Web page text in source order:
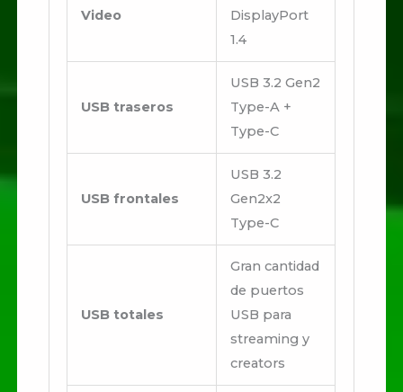
Video
DisplayPort
1.4
USB traseros
USB 3.2 Gen2
Type-A +
Type-C
USB frontales
USB 3.2
Gen2x2
Type-C
USB totales
Gran cantidad
de puertos
USB para
streaming y
creators